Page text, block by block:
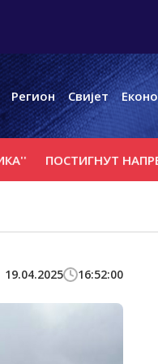
Регион Свијет
ПОСТИГНУТ НАПРЕДАК У
19.04.2025 16:52:00